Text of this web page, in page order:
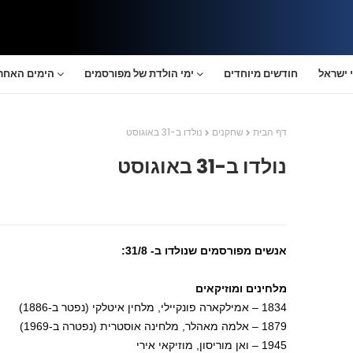
הימים ימי הולדת של מפורסמים חודשים מיוחדים ישראל
דף הבית שחקנים נולדו ב-31 באוגוסט
נולדו ב-31 באוגוסט
אנשים מפורסמים שנולדו ב- 31/8:
מלחינים ומוזיקאים
1834 – אמילקארה פונקיילי, מלחין איטלקי (נפטר ב-1886)
1879 – אלמה מאהלר, מלחינה אוסטרית (נפטרה ב-1969)
1945 – ואן מוריסון, מוזיקאי אירי